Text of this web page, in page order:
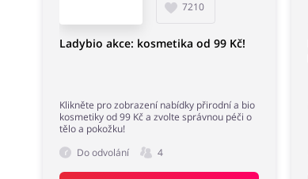
7210
Ladybio akce: kosmetika od 99 Kč!
Klikněte pro zobrazení nabídky přirodní a bio
kosmetiky od 99 Kč a zvolte správnou péči o
tělo a pokožku!
Do odvolání
4